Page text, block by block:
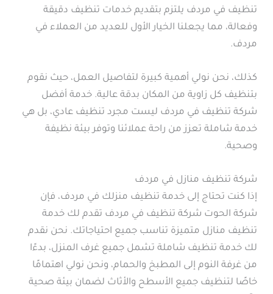
تنظيف في مردف يلتزم بتقديم خدمات تنظيف دقيقة
وفعالة، مما يجعلنا الخيار الأول للعديد من العملاء في
مردف.
كذلك، نحن نولي أهمية كبيرة لتفاصيل العمل، حيث نقوم
بتنظيف كل زاوية من المكان بدقة عالية. خدمة أفضل
شركة تنظيف في مردف ليست مجرد تنظيف عادي، بل هي
خدمة شاملة تعزز من راحة عملائنا وتوفر بيئة نظيفة
وصحية.
شركة تنظيف منازل في مردف
إذا كنت تحتاج إلى خدمة تنظيف منزلك في مردف، فإن
شركة الحوت شركة تنظيف في مردف تقدم لك خدمة
تنظيف منازل متميزة تناسب جميع احتياجاتك. نحن نقدم
لك خدمة تنظيف شاملة تشمل جميع غرف المنزل، بدءًا
من غرفة النوم إلى المطبخ والحمام، ونحن نولي اهتمامًا
خاصًا لتنظيف جميع الأسطح والأثاث لضمان بيئة صحية